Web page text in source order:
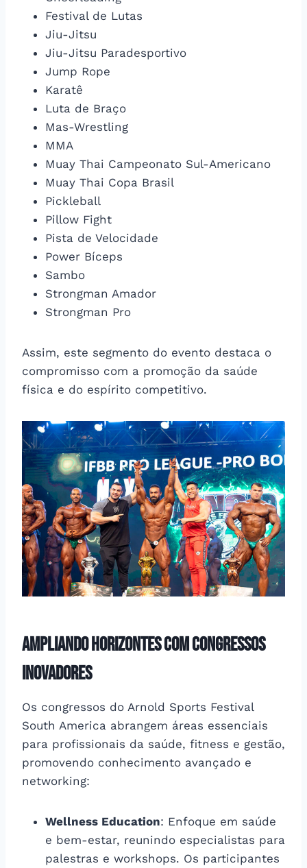
Festival de Lutas
Jiu-Jitsu
Jiu-Jitsu Paradesportivo
Jump Rope
Karatê
Luta de Braço
Mas-Wrestling
MMA
Muay Thai Campeonato Sul-Americano
Muay Thai Copa Brasil
Pickleball
Pillow Fight
Pista de Velocidade
Power Bíceps
Sambo
Strongman Amador
Strongman Pro
Assim, este segmento do evento destaca o
compromisso com a promoção da saúde
física e do espírito competitivo.
Ampliando Horizontes com Congressos
Inovadores
Os congressos do Arnold Sports Festival
South America abrangem áreas essenciais
para profissionais da saúde, fitness e gestão,
promovendo conhecimento avançado e
networking:
Wellness Education: Enfoque em saúde
e bem-estar, reunindo especialistas para
palestras e workshops. Os participantes